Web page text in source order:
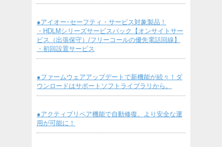
●アイオー･セーフティ・サービス対象製品！
・HDLMシリーズサービスパック【オンサイトサー
ビス（出張保守）/フリーコールの優先電話回線】
・初回設置サービス
●ファームウェアアップデートで新機能が続々！ダ
ウンロードはサポートソフトライブラリから。
●アクティブリペア機能で自動修復。より安全な運
用が可能に！